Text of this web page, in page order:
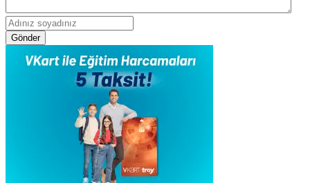
Gönder